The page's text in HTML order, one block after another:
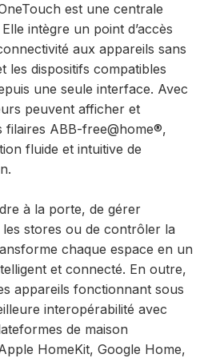
est une centrale
intègre un point d’accès
aux appareils sans
les dispositifs compatibles
une seule interface. Avec
peuvent afficher et
ABB-free@home®,
fluide et intuitive de
à la porte, de gérer
les stores ou de contrôler la
chaque espace en un
et connecté. En outre,
appareils fonctionnant sous
interopérabilité avec
de maison
HomeKit, Google Home,